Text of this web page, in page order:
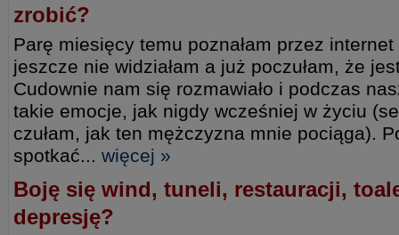
zrobić?
Parę miesięcy temu poznałam przez
jeszcze nie widziałam a już poczułam, że
Cudownie nam się rozmawiało i podczas
takie emocje, jak nigdy wcześniej w życiu
czułam, jak ten mężczyzna mnie pociąga).
spotkać... więcej »
Boję się wind, tuneli, restauracji,
depresję?